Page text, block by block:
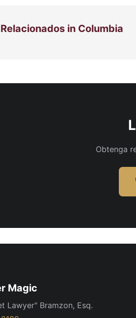
in Columbia
Obtenga
Magic
Lawyer" Bramzon, Esq.